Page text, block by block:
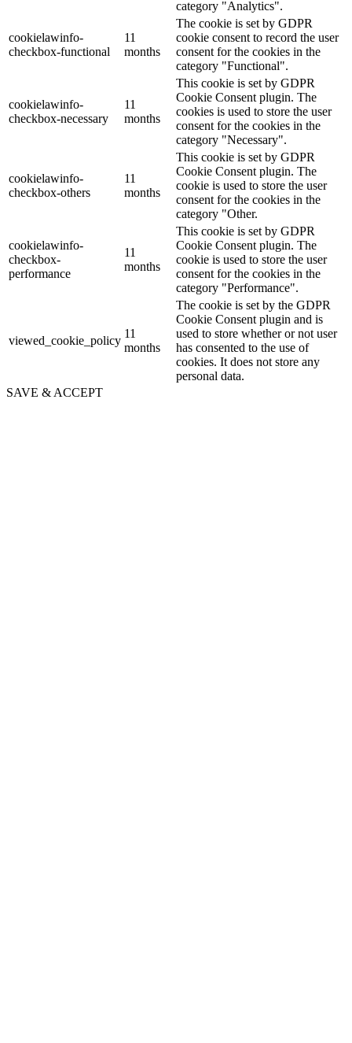
category "Analytics".
cookielawinfo-
checkbox-functional
11
months
The cookie is set by GDPR
cookie consent to record the user
consent for the cookies in the
category "Functional".
cookielawinfo-
checkbox-necessary
11
months
This cookie is set by GDPR
Cookie Consent plugin. The
cookies is used to store the user
consent for the cookies in the
category "Necessary".
cookielawinfo-
checkbox-others
11
months
This cookie is set by GDPR
Cookie Consent plugin. The
cookie is used to store the user
consent for the cookies in the
category "Other.
cookielawinfo-
checkbox-
performance
11
months
This cookie is set by GDPR
Cookie Consent plugin. The
cookie is used to store the user
consent for the cookies in the
category "Performance".
viewed_cookie_policy
11
months
The cookie is set by the GDPR
Cookie Consent plugin and is
used to store whether or not user
has consented to the use of
cookies. It does not store any
personal data.
SAVE & ACCEPT